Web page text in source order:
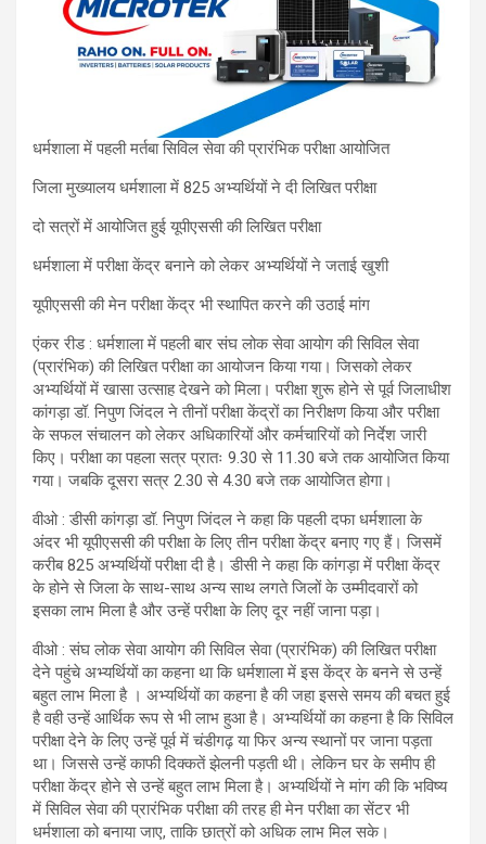
धर्मशाला में पहली मर्तबा सिविल सेवा की प्रारंभिक परीक्षा आयोजित
जिला मुख्यालय धर्मशाला में 825 अभ्यर्थियों ने दी लिखित परीक्षा
दो सत्रों में आयोजित हुई यूपीएससी की लिखित परीक्षा
धर्मशाला में परीक्षा केंद्र बनाने को लेकर अभ्यर्थियों ने जताई खुशी
यूपीएससी की मेन परीक्षा केंद्र भी स्थापित करने की उठाई मांग
एंकर रीड : धर्मशाला में पहली बार संघ लोक सेवा आयोग की सिविल सेवा
(प्रारंभिक) की लिखित परीक्षा का आयोजन किया गया। जिसको लेकर
अभ्यर्थियों में खासा उत्साह देखने को मिला। परीक्षा शुरू होने से पूर्व जिलाधीश
कांगड़ा डॉ. निपुण जिंदल ने तीनों परीक्षा केंद्रों का निरीक्षण किया और परीक्षा
के सफल संचालन को लेकर अधिकारियों और कर्मचारियों को निर्देश जारी
किए। परीक्षा का पहला सत्र प्रातः 9.30 से 11.30 बजे तक आयोजित किया
गया। जबकि दूसरा सत्र 2.30 से 4.30 बजे तक आयोजित होगा।
वीओ : डीसी कांगड़ा डॉ. निपुण जिंदल ने कहा कि पहली दफा धर्मशाला के
अंदर भी यूपीएससी की परीक्षा के लिए तीन परीक्षा केंद्र बनाए गए हैं। जिसमें
करीब 825 अभ्यर्थियों परीक्षा दी है। डीसी ने कहा कि कांगड़ा में परीक्षा केंद्र
के होने से जिला के साथ-साथ अन्य साथ लगते जिलों के उम्मीदवारों को
इसका लाभ मिला है और उन्हें परीक्षा के लिए दूर नहीं जाना पड़ा।
वीओ : संघ लोक सेवा आयोग की सिविल सेवा (प्रारंभिक) की लिखित परीक्षा
देने पहुंचे अभ्यर्थियों का कहना था कि धर्मशाला में इस केंद्र के बनने से उन्हें
बहुत लाभ मिला है । अभ्यर्थियों का कहना है की जहा इससे समय की बचत हुई
है वही उन्हें आर्थिक रूप से भी लाभ हुआ है। अभ्यर्थियों का कहना है कि सिविल
परीक्षा देने के लिए उन्हें पूर्व में चंडीगढ़ या फिर अन्य स्थानों पर जाना पड़ता
था। जिससे उन्हें काफी दिक्कतें झेलनी पड़ती थी। लेकिन घर के समीप ही
परीक्षा केंद्र होने से उन्हें बहुत लाभ मिला है। अभ्यर्थियों ने मांग की कि भविष्य
में सिविल सेवा की प्रारंभिक परीक्षा की तरह ही मेन परीक्षा का सेंटर भी
धर्मशाला को बनाया जाए, ताकि छात्रों को अधिक लाभ मिल सके।